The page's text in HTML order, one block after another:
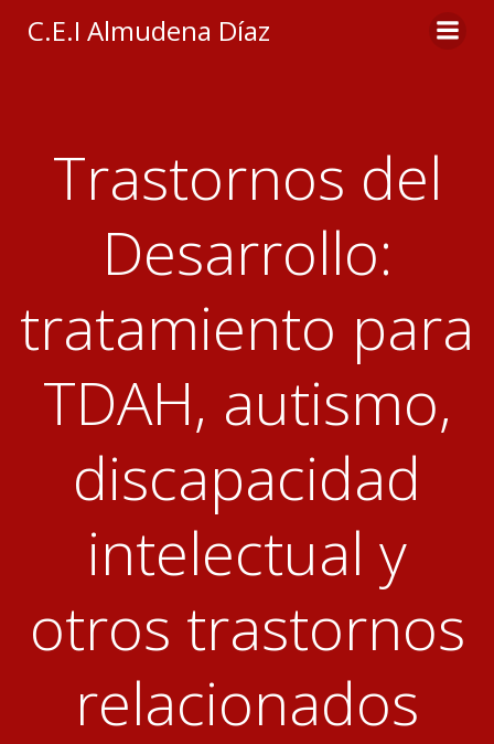
al
C.E.I Almudena Díaz
Trastornos del
Desarrollo:
tratamiento para
TDAH, autismo,
discapacidad
intelectual y
otros trastornos
relacionados